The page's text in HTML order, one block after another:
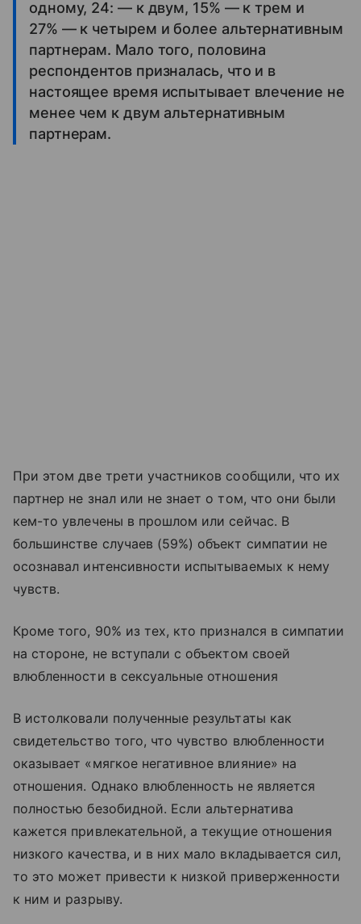
одному, 24: — к двум, 15% — к трем и
27% — к четырем и более альтернативным
партнерам. Мало того, половина
респондентов призналась, что и в
настоящее время испытывает влечение не
менее чем к двум альтернативным
партнерам.
При этом две трети участников сообщили, что их
партнер не знал или не знает о том, что они были
кем-то увлечены в прошлом или сейчас. В
большинстве случаев (59%) объект симпатии не
осознавал интенсивности испытываемых к нему
чувств.
Кроме того, 90% из тех, кто признался в симпатии
на стороне, не вступали с объектом своей
влюбленности в сексуальные отношения
В истолковали полученные результаты как
свидетельство того, что чувство влюбленности
оказывает «мягкое негативное влияние» на
отношения. Однако влюбленность не является
полностью безобидной. Если альтернатива
кажется привлекательной, а текущие отношения
низкого качества, и в них мало вкладывается сил,
то это может привести к низкой приверженности
к ним и разрыву.